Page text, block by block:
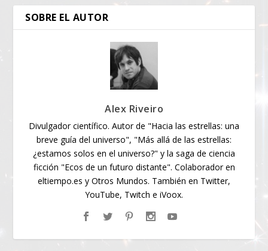
SOBRE EL AUTOR
Alex Riveiro
Divulgador científico. Autor de "Hacia las estrellas: una
breve guía del universo", "Más allá de las estrellas:
¿estamos solos en el universo?" y la saga de ciencia
ficción "Ecos de un futuro distante". Colaborador en
eltiempo.es y Otros Mundos. También en Twitter,
YouTube, Twitch e iVoox.